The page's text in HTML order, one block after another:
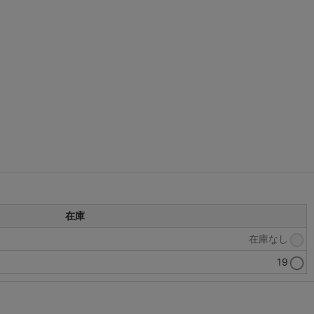
在庫
在庫なし
19